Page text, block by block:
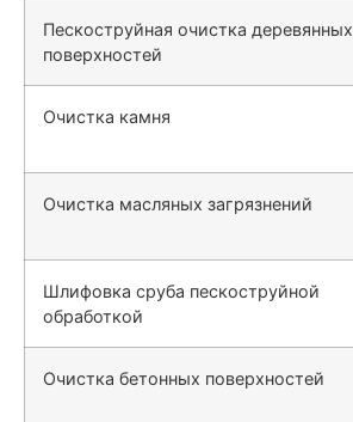
Пескоструйная очистка деревянных
поверхностей
Очистка камня
Очистка масляных загрязнений
Шлифовка сруба пескоструйной
обработкой
Очистка бетонных поверхностей